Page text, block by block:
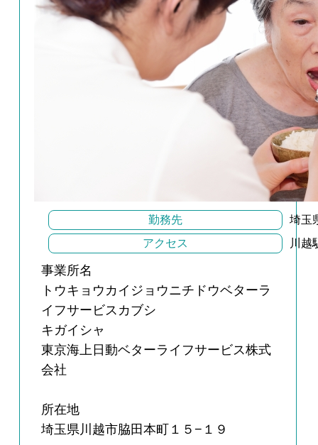
勤務先
埼玉
アクセス
川越
事業所名
トウキョウカイジョウニチドウベターラ
イフサービスカブシ
キガイシャ
東京海上日動ベターライフサービス株式
会社
所在地
埼玉県川越市脇田本町１５−１９